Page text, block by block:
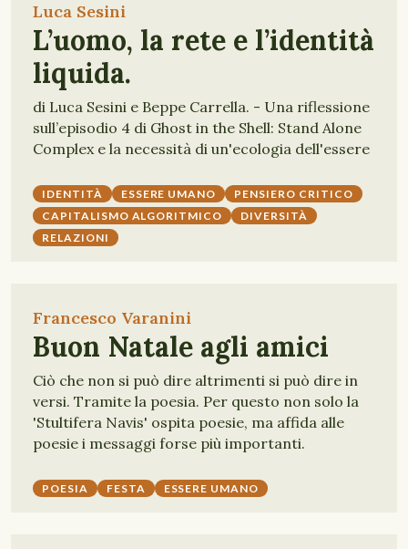
Luca Sesini
L’uomo, la rete e l’identità
liquida.
di Luca Sesini e Beppe Carrella. - Una riflessione
sull’episodio 4 di Ghost in the Shell: Stand Alone
Complex e la necessità di un'ecologia dell'essere
IDENTITÀ ESSERE UMANO
PENSIERO CRITICO
CAPITALISMO ALGORITMICO
DIVERSITÀ
RELAZIONI
Francesco Varanini
Buon Natale agli amici
Ciò che non si può dire altrimenti si può dire in
versi. Tramite la poesia. Per questo non solo la
'Stultifera Navis' ospita poesie, ma affida alle
poesie i messaggi forse più importanti.
POESIA FESTA ESSERE UMANO